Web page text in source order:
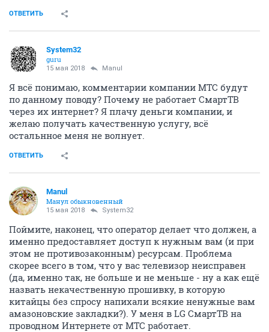
ОТВЕТИТЬ
System32
guru
15 мая 2018 Manul
Я всё понимаю, комментарии компании МТС будут
по данному поводу? Почему не работает СмартТВ
через их интернет? Я плачу деньги компании, и
желаю получать качественную услугу, всё
остальнное меня не волнует.
ОТВЕТИТЬ
Manul
Манул обыкновенный
15 мая 2018 System32
Поймите, наконец, что оператор делает что должен, а
именно предоставляет доступ к нужным вам (и при
этом не противозаконным) ресурсам. Проблема
скорее всего в том, что у вас телевизор неисправен
(да, именно так, не больше и не меньше - ну а как ещё
назвать некачественную прошивку, в которую
китайцы без спросу напихали всякие ненужные вам
амазоновские закладки?). У меня в LG СмартТВ на
проводном Интернете от МТС работает.